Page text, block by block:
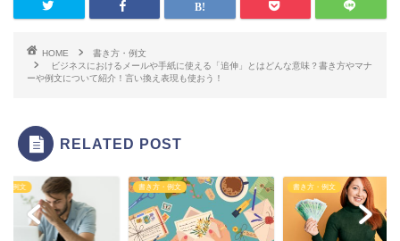
HOME
書き方・例文
ビジネスにおけるメールや手紙に使える「追伸」とはどんな意味？書き方やマナ
ーや例文について紹介！言い換え表現も使おう！
RELATED POST
・例文 書き方・例文 書き方・例文